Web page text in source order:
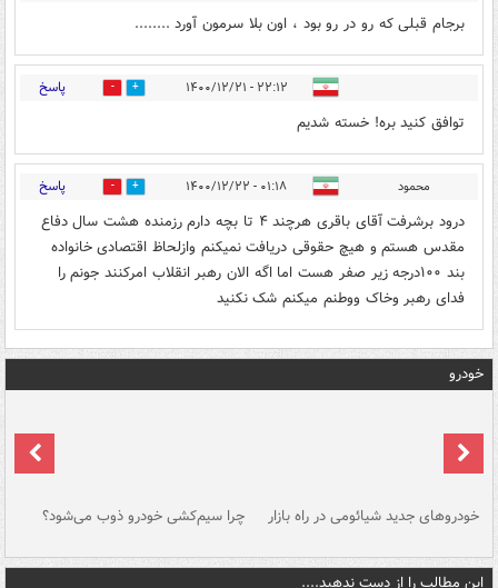
برجام قبلی که رو در رو بود ، اون بلا سرمون آورد ........
۲۲:۱۲ - ۱۴۰۰/۱۲/۲۱ 0 پاسخ
توافق کنید بره! خسته شدیم
محمود ۰۱:۱۸ - ۱۴۰۰/۱۲/۲۲ 0 پاسخ
درود برشرفت آقای باقری هرچند ۴ تا بچه دارم رزمنده هشت سال دفاع
مقدس هستم و هیچ حقوقی دریافت نمیکنم وازلحاظ اقتصادی خانواده
بند ۱۰۰درجه زیر صفر هست اما اگه الان رهبر انقلاب امرکنند جونم را
فدای رهبر وخاک ووطنم میکنم شک نکنید
خودرو
خودروهای جدید شیائومی در راه بازار چرا سیم‌کشی خودرو ذوب می‌شود؟
این مطالب را از دست ندهید....